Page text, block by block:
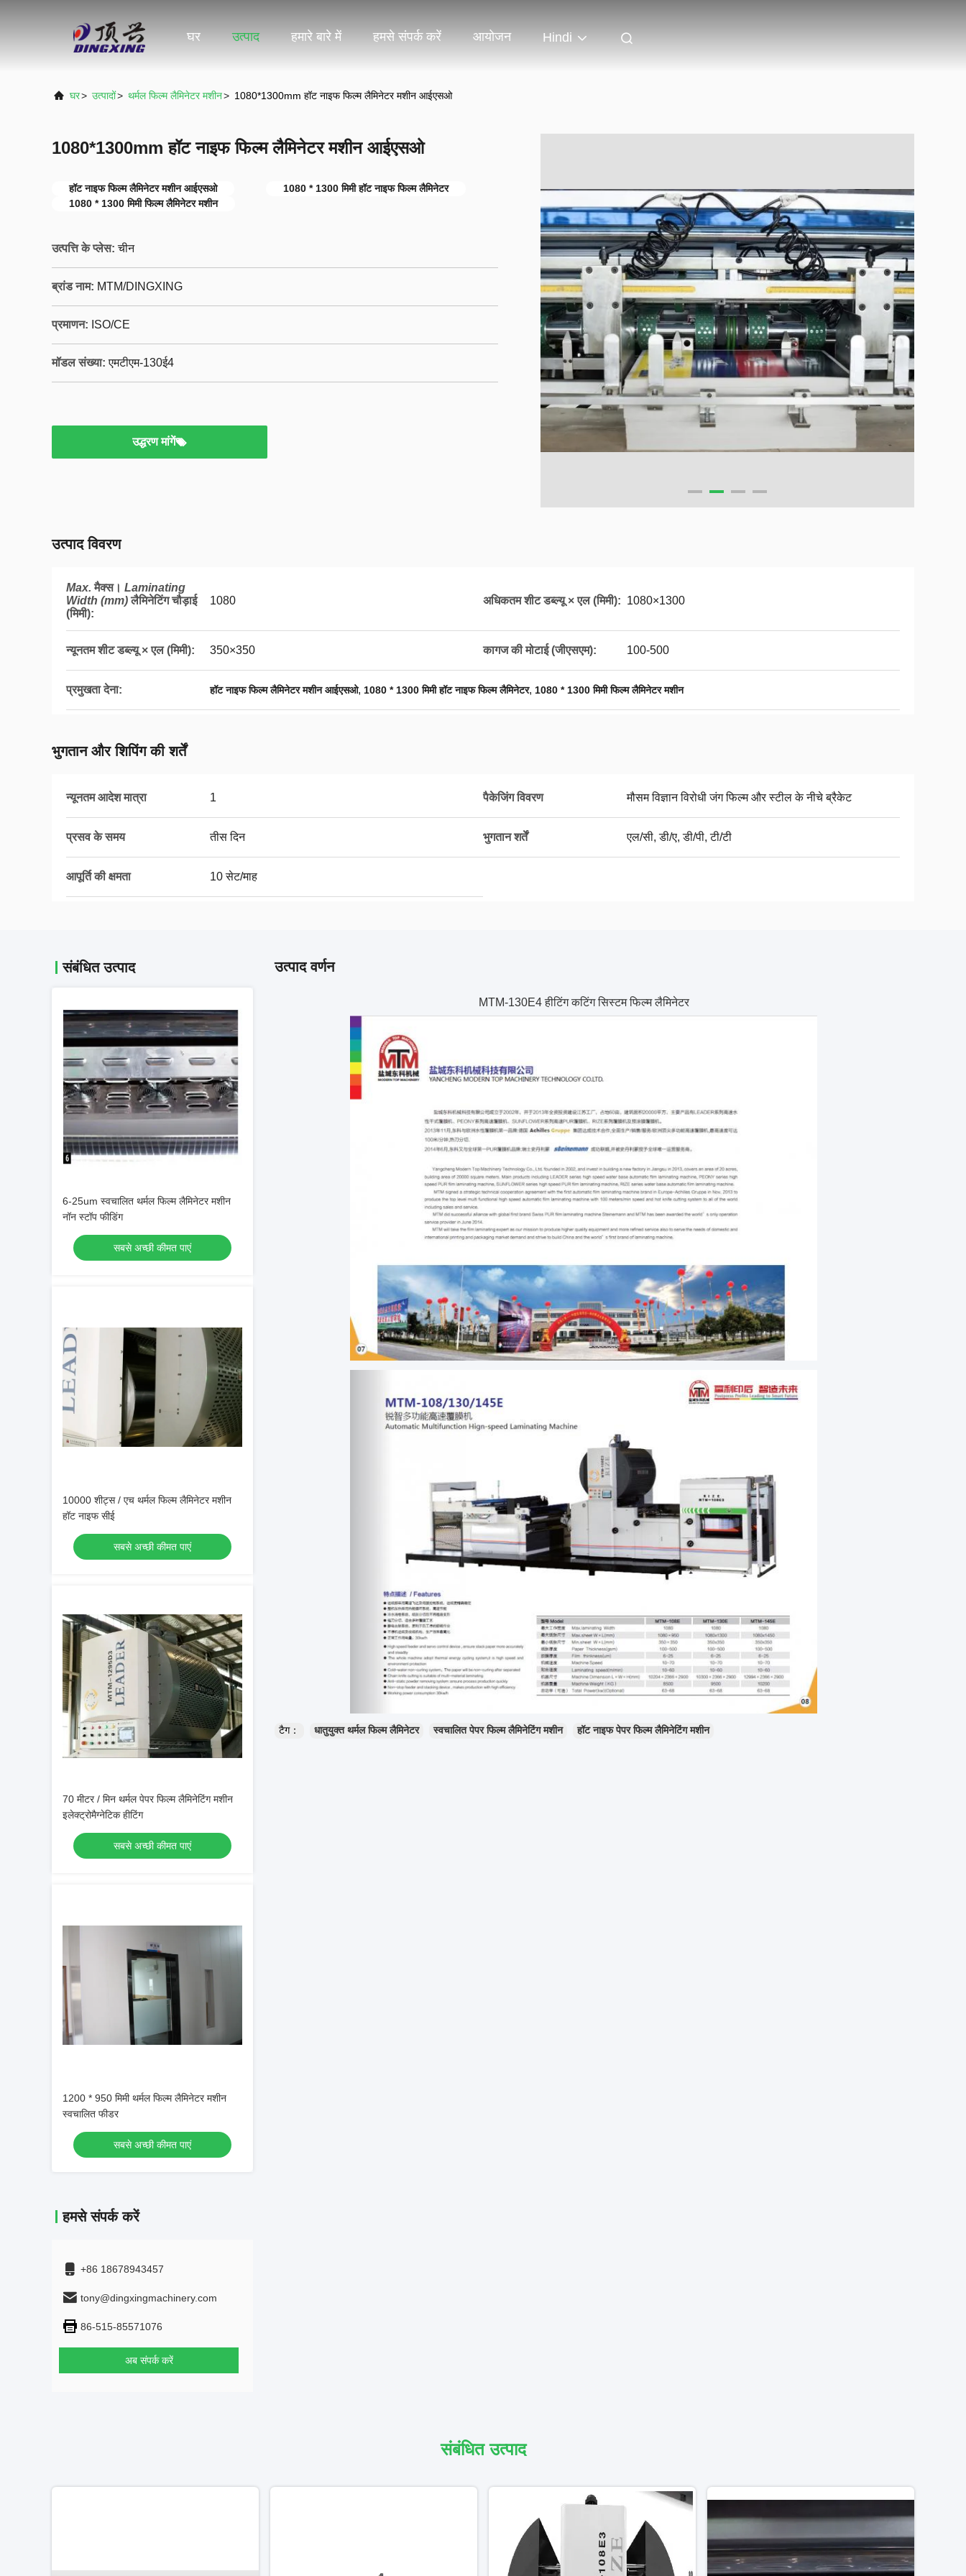
घर उत्पाद हमारे बारे में हमसे संपर्क करें आयोजन Hindi
घर> उत्पादों> थर्मल फिल्म लैमिनेटर मशीन> 1080*1300mm हॉट नाइफ फिल्म लैमिनेटर मशीन आईएसओ
1080*1300mm हॉट नाइफ फिल्म लैमिनेटर मशीन आईएसओ
हॉट नाइफ फिल्म लैमिनेटर मशीन आईएसओ
1080 * 1300 मिमी हॉट नाइफ फिल्म लैमिनेटर
1080 * 1300 मिमी फिल्म लैमिनेटर मशीन
उत्पत्ति के प्लेस: चीन
ब्रांड नाम: MTM/DINGXING
प्रमाणन: ISO/CE
मॉडल संख्या: एमटीएम-130ई4
उद्धरण मांगें
उत्पाद विवरण
Max. मैक्स। Laminating
Width (mm) लैमिनेटिंग चौड़ाई
(मिमी):
1080 अधिकतम शीट डब्ल्यू × एल (मिमी): 1080×1300
न्यूनतम शीट डब्ल्यू × एल (मिमी): 350×350 कागज की मोटाई (जीएसएम): 100-500
प्रमुखता देना: हॉट नाइफ फिल्म लैमिनेटर मशीन आईएसओ, 1080 * 1300 मिमी हॉट नाइफ फिल्म लैमिनेटर, 1080 * 1300 मिमी फिल्म लैमिनेटर मशीन
भुगतान और शिपिंग की शर्तें
न्यूनतम आदेश मात्रा 1 पैकेजिंग विवरण मौसम विज्ञान विरोधी जंग फिल्म और स्टील के नीचे ब्रैकेट
प्रसव के समय तीस दिन भुगतान शर्तें एल/सी, डी/ए, डी/पी, टी/टी
आपूर्ति की क्षमता 10 सेट/माह
संबंधित उत्पाद
6-25um स्वचालित थर्मल फिल्म लैमिनेटर मशीन
नॉन स्टॉप फीडिंग
सबसे अच्छी कीमत पाएं
10000 शीट्स / एच थर्मल फिल्म लैमिनेटर मशीन
हॉट नाइफ सीई
सबसे अच्छी कीमत पाएं
70 मीटर / मिन थर्मल पेपर फिल्म लैमिनेटिंग मशीन
इलेक्ट्रोमैग्नेटिक हीटिंग
सबसे अच्छी कीमत पाएं
1200 * 950 मिमी थर्मल फिल्म लैमिनेटर मशीन
स्वचालित फीडर
सबसे अच्छी कीमत पाएं
हमसे संपर्क करें
+86 18678943457
tony@dingxingmachinery.com
86-515-85571076
अब संपर्क करें
उत्पाद वर्णन
MTM-130E4 हीटिंग कटिंग सिस्टम फिल्म लैमिनेटर
टैग： धातुयुक्त थर्मल फिल्म लैमिनेटर स्वचालित पेपर फिल्म लैमिनेटिंग मशीन हॉट नाइफ पेपर फिल्म लैमिनेटिंग मशीन
संबंधित उत्पाद